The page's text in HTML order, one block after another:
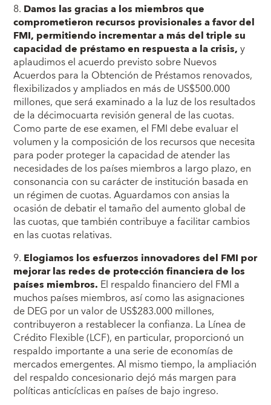
8. Damos las gracias a los miembros que
comprometieron recursos provisionales a favor del
FMI, permitiendo incrementar a más del triple su
capacidad de préstamo en respuesta a la crisis,y
aplaudimos el acuerdo previsto sobre Nuevos
Acuerdos para la Obtención de Préstamos renovados,
flexibilizados y ampliados en más de US$500.000
millones, que será examinado a la luz de los resultados
de la décimocuarta revisión general de las cuotas.
Como parte de ese examen, el FMI debe evaluar el
volumen y la composición de los recursos que necesita
para poder proteger la capacidad de atender las
necesidades de los países miembros a largo plazo, en
consonancia con su carácter de institución basada en
un régimen de cuotas. Aguardamos con ansias la
ocasión de debatir el tamaño del aumento global de
las cuotas, que también contribuye a facilitar cambios
en las cuotas relativas.
9. Elogiamos los esfuerzos innovadores del FMI por
mejorar las redes de protección financiera de los
países miembros. El respaldo financiero del FMI a
muchos países miembros, así como las asignaciones
de DEG por un valor de US$283.000 millones,
contribuyeron a restablecer la confianza. La Línea de
Crédito Flexible (LCF), en particular, proporcionó un
respaldo importante a una serie de economías de
mercados emergentes. Al mismo tiempo, la ampliación
del respaldo concesionario dejó más margen para
políticas anticíclicas en países de bajo ingreso.